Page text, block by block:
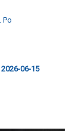
Po
2026-06-15